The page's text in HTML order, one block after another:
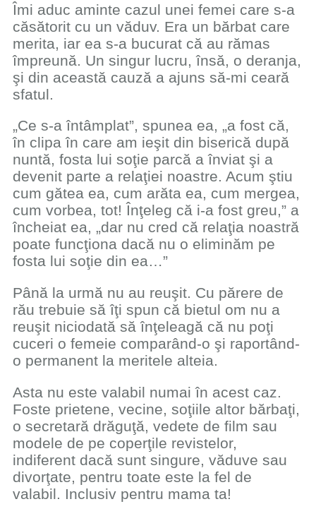
Îmi aduc aminte cazul unei femei care s-a
căsătorit cu un văduv. Era un bărbat care
merita, iar ea s-a bucurat că au rămas
împreună. Un singur lucru, însă, o deranja,
şi din această cauză a ajuns să-mi ceară
sfatul.
„Ce s-a întâmplat”, spunea ea, „a fost că,
în clipa în care am ieşit din biserică după
nuntă, fosta lui soţie parcă a înviat şi a
devenit parte a relaţiei noastre. Acum ştiu
cum gătea ea, cum arăta ea, cum mergea,
cum vorbea, tot! Înţeleg că i-a fost greu,” a
încheiat ea, „dar nu cred că relaţia noastră
poate funcţiona dacă nu o eliminăm pe
fosta lui soţie din ea…”
Până la urmă nu au reuşit. Cu părere de
rău trebuie să îţi spun că bietul om nu a
reuşit niciodată să înţeleagă că nu poţi
cuceri o femeie comparând-o şi raportând-
o permanent la meritele alteia.
Asta nu este valabil numai în acest caz.
Foste prietene, vecine, soţiile altor bărbaţi,
o secretară drăguţă, vedete de film sau
modele de pe coperţile revistelor,
indiferent dacă sunt singure, văduve sau
divorţate, pentru toate este la fel de
valabil. Inclusiv pentru mama ta!